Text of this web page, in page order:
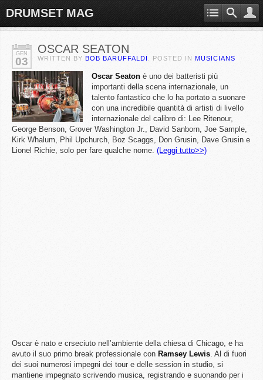
DRUMSET MAG
GEN
03
OSCAR SEATON
WRITTEN BY BOB BARUFFALDI . POSTED IN MUSICIANS
Oscar Seaton è uno dei batteristi più
importanti della scena internazionale, un
talento fantastico che lo ha portato a suonare
con una incredibile quantità di artisti di livello
internazionale del calibro di: Lee Ritenour,
George Benson, Grover Washington Jr., David Sanborn, Joe Sample,
Kirk Whalum, Phil Upchurch, Boz Scaggs, Don Grusin, Dave Grusin e
Lionel Richie, solo per fare qualche nome. (Leggi tutto>>)
Oscar è nato e crseciuto nell’ambiente della chiesa di Chicago, e ha
avuto il suo primo break professionale con Ramsey Lewis. Al di fuori
dei suoi numerosi impegni dei tour e delle session in studio, si
mantiene impegnato scrivendo musica, registrando e suonando per i